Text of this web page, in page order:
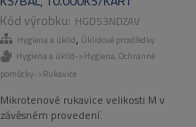
HGD53NDZAV
Hygiena a úklid, Úklidové prostředky
Hygiena a úklid->Hygiena Ochranné
pomůcky->Rukavice
Mikrotenové rukavice velikosti M v
závěsném provedení.